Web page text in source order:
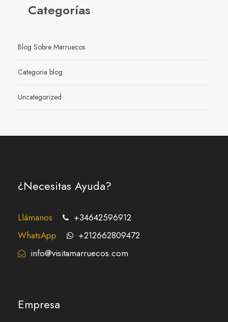
Categorías
Blog Sobre Marruecos
Categoria blog
Uncategorized
¿Necesitas Ayuda?
Llámanos
+34642596912
WhatsApp
+212662809472
info@visitamarruecos.com
Empresa